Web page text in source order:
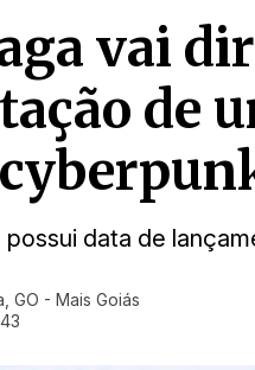
vai
de
data de
GO - Mais Goiás